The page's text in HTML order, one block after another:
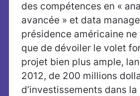
des compétences en «
avancée » et data
présidence américaine
que de dévoiler le volet
projet bien plus ample,
2012, de 200 millions
d’investissements dans la